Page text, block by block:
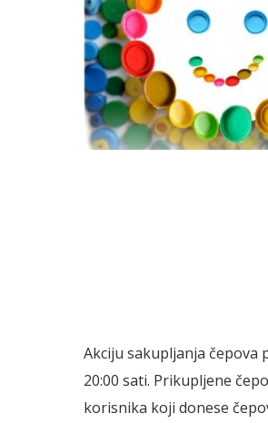
Akciju sakupljanja čepova
20:00 sati. Prikupljene
korisnika koji donese